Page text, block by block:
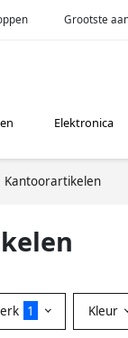
Grootste
Elektronica
Kantoorartikelen
1 Kleur